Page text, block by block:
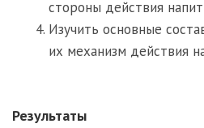
стороны действия
Изучить основные
их механизм действия
Результаты